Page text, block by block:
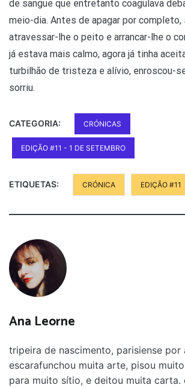
de sangue que entretanto coagulava
meio-dia. Antes de apagar por completo,
atravessar-lhe o peito e arrancar-lhe o
já estava mais calmo, agora já tinha
turbilhão de tristeza e alívio, enroscou-
sorriu.
CATEGORIA: CRÓNICAS
EDIÇÃO #11 - 1 DE SETEMBRO
ETIQUETAS: CRÓNICA EDIÇÃO #11
Ana Leorne
tripeira de nascimento, parisiense por
escarafunchou muita arte, pisou
para muito sítio, e deitou muita carta.